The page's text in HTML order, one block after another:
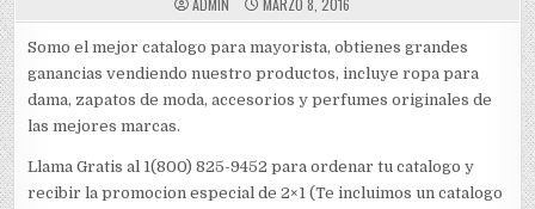
ADMIN MARZO 8, 2016
Somo el mejor catalogo para mayorista, obtienes grandes
ganancias vendiendo nuestro productos, incluye ropa para
dama, zapatos de moda, accesorios y perfumes originales de
las mejores marcas.
Llama Gratis al 1(800) 825-9452 para ordenar tu catalogo y
recibir la promocion especial de 2×1 (Te incluimos un catalogo